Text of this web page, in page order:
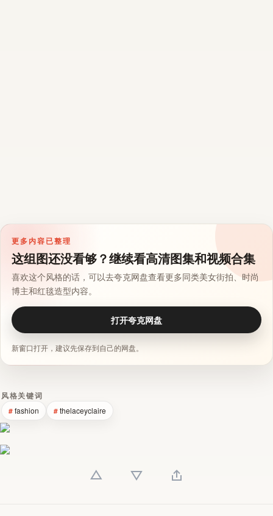
更多内容已整理
这组图还没看够？继续看高清图集和视频合集
喜欢这个风格的话，可以去夸克网盘查看更多同类美女街拍、时尚
博主和红毯造型内容。
打开夸克网盘
新窗口打开，建议先保存到自己的网盘。
风格关键词
fashion thelaceyclaire